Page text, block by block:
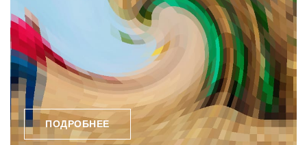
ПОДРОБНЕЕ